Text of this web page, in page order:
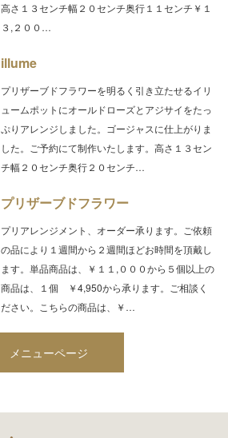
高さ１３センチ幅２０センチ奥行１１センチ￥１
３,２００…
illume
プリザーブドフラワーを明るく引き立たせるイリ
ュームポットにオールドローズとアジサイをたっ
ぷりアレンジしました。ゴージャスに仕上がりま
した。ご予約にて制作いたします。高さ１３セン
チ幅２０センチ奥行２０センチ…
プリザーブドフラワー
プリアレンジメント、オーダー承ります。ご依頼
の品により１週間から２週間ほどお時間を頂戴し
ます。単品商品は、￥１１,０００から５個以上の
商品は、１個 ￥4,950から承ります。ご相談く
ださい。こちらの商品は、￥…
メニューページ